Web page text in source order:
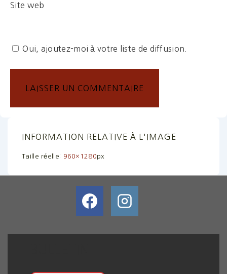
Site web
Oui, ajoutez-moi à votre liste de diffusion.
INFORMATION RELATIVE À L'IMAGE
Taille réelle: 960×1280px